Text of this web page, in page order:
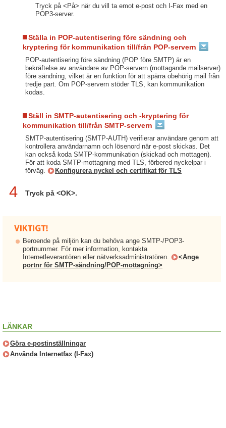
Tryck på <På> när du vill ta emot e-post och I-Fax med en
POP3-server.
Ställa in POP-autentisering före sändning och
kryptering för kommunikation till/från POP-servern
POP-autentisering före sändning (POP före SMTP) är en
bekräftelse av användare av POP-servern (mottagande mailserver)
före sändning, vilket är en funktion för att spärra obehörig mail från
tredje part. Om POP-servern stöder TLS, kan kommunikation
kodas.
Ställ in SMTP-autentisering och -kryptering för
kommunikation till/från SMTP-servern
SMTP-autentisering (SMTP-AUTH) verifierar användare genom att
kontrollera användarnamn och lösenord när e-post skickas. Det
kan också koda SMTP-kommunikation (skickad och mottagen).
För att koda SMTP-mottagning med TLS, förbered nyckelpar i
förväg.
Konfigurera nyckel och certifikat för TLS
4 Tryck på <OK>.
Beroende på miljön kan du behöva ange SMTP-/POP3-
portnummer. För mer information, kontakta
Internetleverantören eller nätverksadministratören.
<Ange
portnr för SMTP-sändning/POP-mottagning>
LÄNKAR
Göra e-postinställningar
Använda Internetfax (I-Fax)